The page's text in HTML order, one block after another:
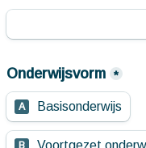
Onderwijsvorm *
A Basisonderwijs
B Voortgezet